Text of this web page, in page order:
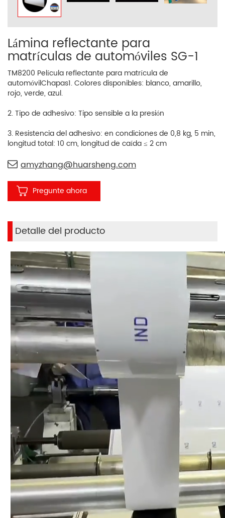
Lámina reflectante para
matrículas de automóviles SG-1
TM8200 Película reflectante para matrícula de
automóvilChapas1. Colores disponibles: blanco, amarillo,
rojo, verde, azul.
2. Tipo de adhesivo: Tipo sensible a la presión
3. Resistencia del adhesivo: en condiciones de 0,8 kg, 5 min,
longitud total: 10 cm, longitud de caída ≤ 2 cm
amyzhang@huarsheng.com
Pregunte ahora
Detalle del producto